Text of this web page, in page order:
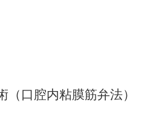
（口腔内粘膜筋弁法）